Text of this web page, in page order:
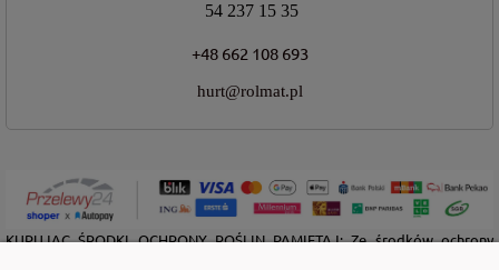
54 237 15 35
+48 662 108 693
hurt@rolmat.pl
KUPUJĄC ŚRODKI OCHRONY ROŚLIN PAMIĘTAJ: Ze środków ochrony